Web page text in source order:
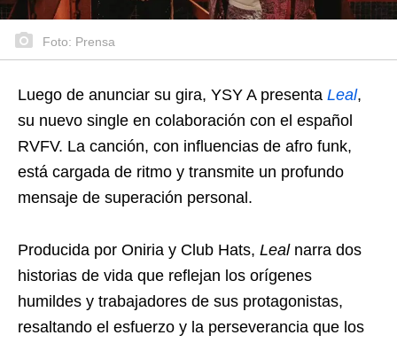
Foto: Prensa
Luego de anunciar su gira, YSY A presenta Leal,
su nuevo single en colaboración con el español
RVFV. La canción, con influencias de afro funk,
está cargada de ritmo y transmite un profundo
mensaje de superación personal.
Producida por Oniria y Club Hats, Leal narra dos
historias de vida que reflejan los orígenes
humildes y trabajadores de sus protagonistas,
resaltando el esfuerzo y la perseverancia que los